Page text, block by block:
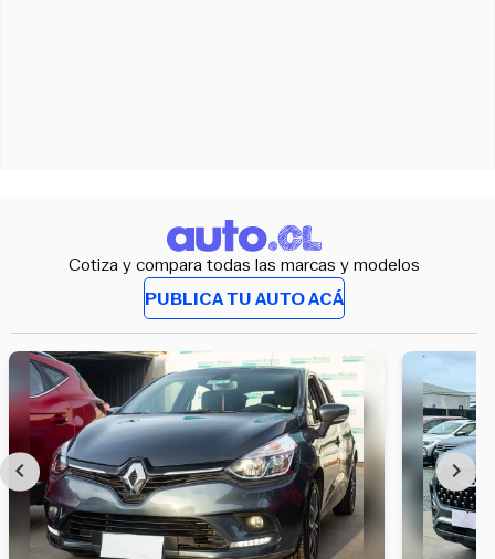
Cotiza y compara todas las marcas y modelos
PUBLICA TU AUTO ACÁ